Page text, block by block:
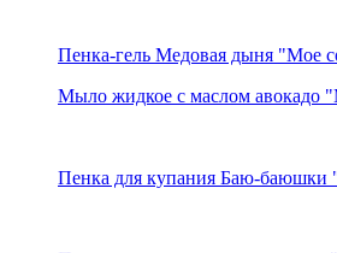
Пенка-гель Медовая дыня "Мое
Мыло жидкое с маслом авокадо
Пенка для купания Баю-